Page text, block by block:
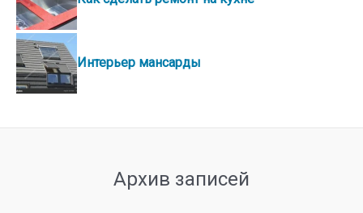
Интерьер мансарды
Архив записей